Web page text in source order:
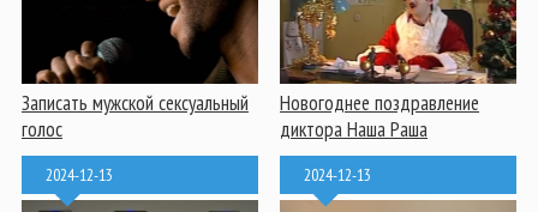
Записать мужской сексуальный
голос
Новогоднее поздравление
диктора Наша Раша
2024-12-13 2024-12-13